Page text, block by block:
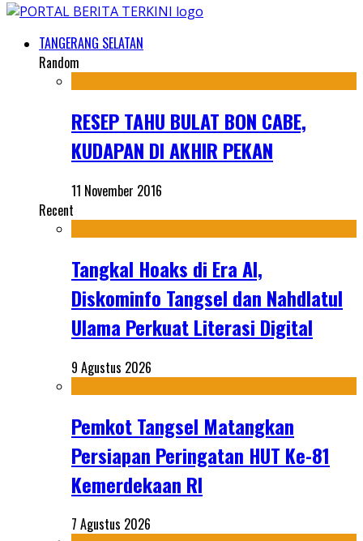
TANGERANG SELATAN
Random
RESEP TAHU BULAT BON CABE,
KUDAPAN DI AKHIR PEKAN
11 November 2016
Recent
Tangkal Hoaks di Era AI,
Diskominfo Tangsel dan Nahdlatul
Ulama Perkuat Literasi Digital
9 Agustus 2026
Pemkot Tangsel Matangkan
Persiapan Peringatan HUT Ke-81
Kemerdekaan RI
7 Agustus 2026